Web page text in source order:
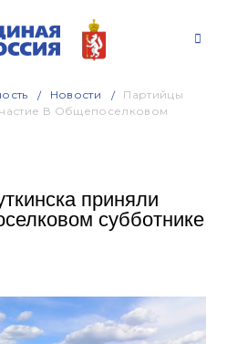
Новости
Партийцы
В Общепоселковом
приняли
субботнике